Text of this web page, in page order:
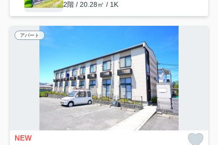
2階 / 20.28㎡ / 1K
アパート
NEW